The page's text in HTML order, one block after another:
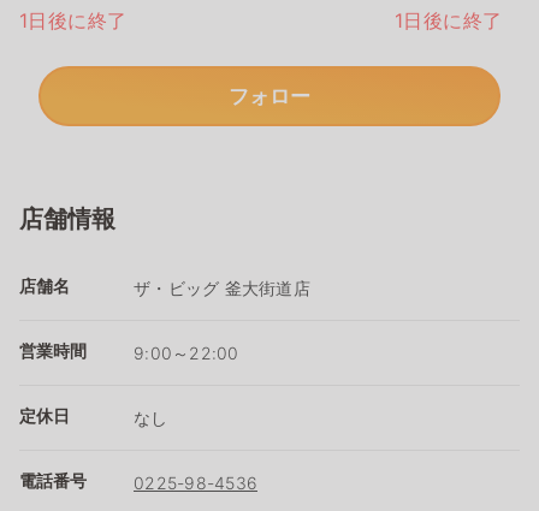
1日後に終了
1日後に終了
フォロー
店舗情報
店舗名 ザ・ビッグ 釜大街道店
営業時間 9:00～22:00
定休日 なし
電話番号 0225-98-4536